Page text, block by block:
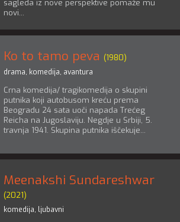
sagleda iz nove perspektive pomaže mu
novi...
Ko to tamo peva (1980)
drama, komedija, avantura
Crna komedija/ tragikomedija o skupini
putnika koji autobusom kreću prema
Beogradu 24 sata uoči napada Trećeg
Reicha na Jugoslaviju. Negdje u Srbiji, 5.
travnja 1941. Skupina putnika iščekuje...
Meenakshi Sundareshwar
(2021)
komedija, ljubavni